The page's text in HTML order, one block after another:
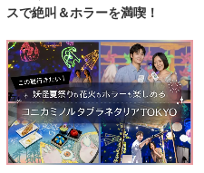
スで絶叫＆ホラーを満喫！